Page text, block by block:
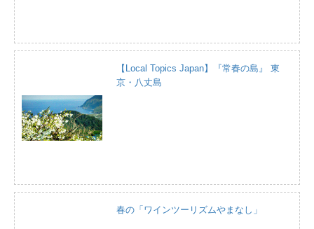
【Local Topics Japan】『常春の島』 東
京・八丈島
春の「ワインツーリズムやまなし」